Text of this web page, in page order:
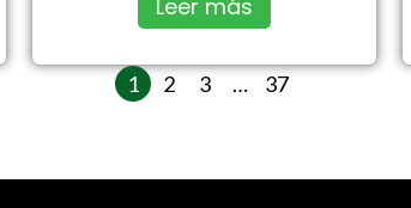
Leer más
1 2 3 … 37